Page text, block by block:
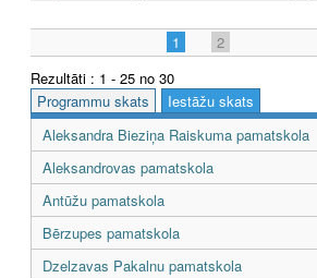
1 2
Rezultāti : 1 - 25 no 30
Programmu skats
Iestāžu skats
Aleksandra Bieziņa Raiskuma pamatskola
Aleksandrovas pamatskola
Antūžu pamatskola
Bērzupes pamatskola
Dzelzavas Pakalnu pamatskola